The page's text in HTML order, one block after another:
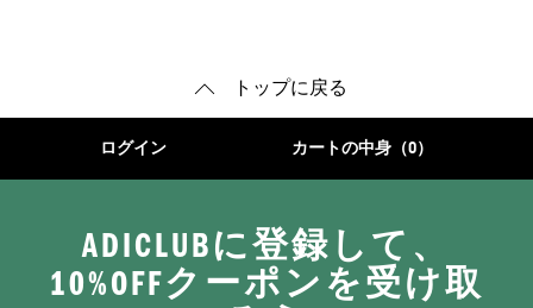
トップに戻る
ログイン カートの中身（0）
ADICLUBに登録して、
10%OFFクーポンを受け取